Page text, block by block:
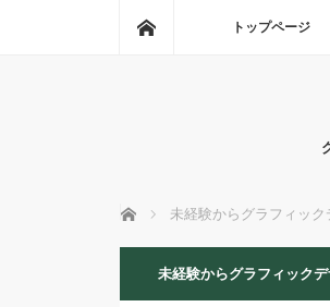
トップページ
ホーム 未経験からグラフィッ
未経験からグラフィック